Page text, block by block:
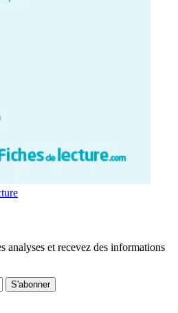
analyses et recevez des informations
S'abonner